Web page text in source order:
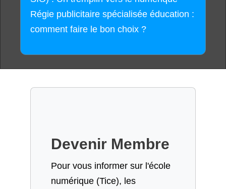
Régie publicitaire spécialisée éducation :
comment faire le bon choix ?
Devenir Membre
Pour vous informer sur l'école
numérique (Tice), les